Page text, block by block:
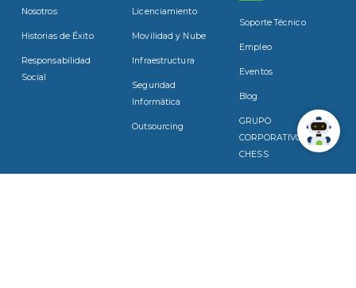
Nosotros
Historias de Éxito
Responsabilidad
Social
Licenciamiento
Movilidad y Nube
Infraestructura
Seguridad
Informática
Outsourcing
Soporte Técnico
Empleo
Eventos
Blog
GRUPO
CORPORATIVO
CHESS